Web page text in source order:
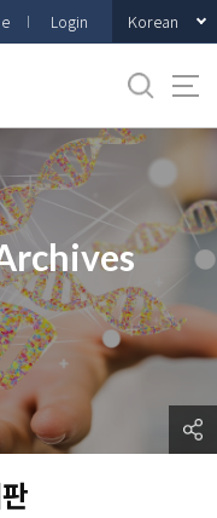
Login Korean